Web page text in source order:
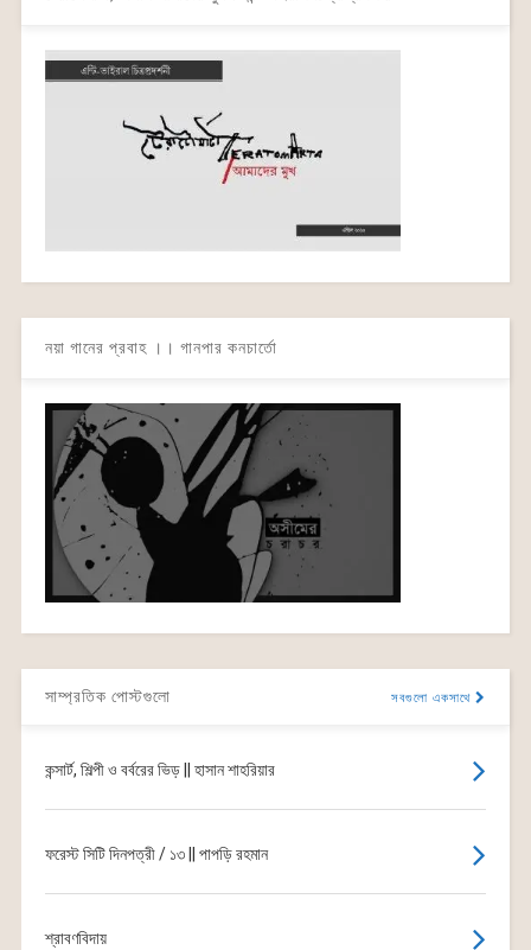
নয়া গানের প্রবাহ ।। গানপার কনচার্তো
সাম্প্রতিক পোস্টগুলো সবগুলো একসাথে
কন্সার্ট, শিল্পী ও বর্বরের ভিড় || হাসান শাহরিয়ার
ফরেস্ট সিটি দিনপত্রী / ১৩ || পাপড়ি রহমান
শ্রাবণবিদায়